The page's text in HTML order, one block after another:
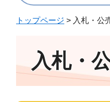
じ
トップページ > 入札・公
入札・